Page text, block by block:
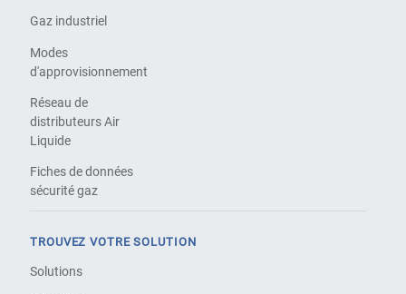
Gaz industriel
Modes
d'approvisionnement
Réseau de
distributeurs Air
Liquide
Fiches de données
sécurité gaz
TROUVEZ VOTRE SOLUTION
Solutions